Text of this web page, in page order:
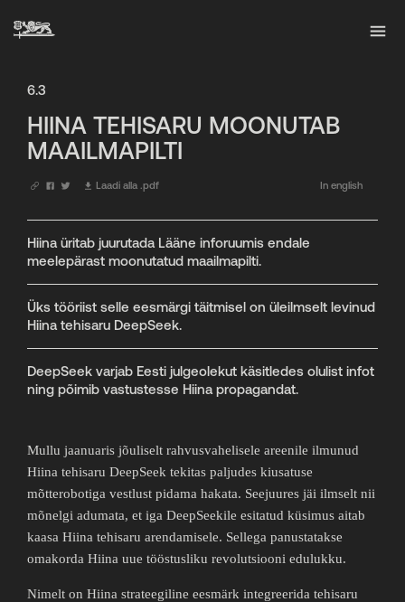
6.3
HIINA TEHISARU MOONUTAB
MAAILMAPILTI
Laadi alla .pdf In english
Hiina üritab juurutada Lääne inforuumis endale
meelepärast moonutatud maailmapilti.
Üks tööriist selle eesmärgi täitmisel on üleilmselt levinud
Hiina tehisaru DeepSeek.
DeepSeek varjab Eesti julgeolekut käsitledes olulist infot
ning põimib vastustesse Hiina propagandat.
Mullu jaanuaris jõuliselt rahvusvahelisele areenile ilmunud
Hiina tehisaru DeepSeek tekitas paljudes kiusatuse
mõtterobotiga vestlust pidama hakata. Seejuures jäi ilmselt nii
mõnelgi adumata, et iga DeepSeekile esitatud küsimus aitab
kaasa Hiina tehisaru arendamisele. Sellega panustatakse
omakorda Hiina uue tööstusliku revolutsiooni edulukku.
Nimelt on Hiina strateegiline eesmärk integreerida tehisaru